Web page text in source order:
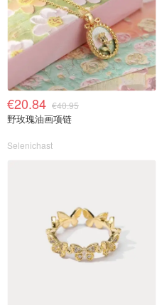
€20.84 €40.95
野玫瑰油画项链
Selenichast